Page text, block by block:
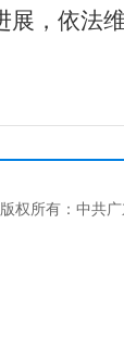
展，依法
版权所有：中共